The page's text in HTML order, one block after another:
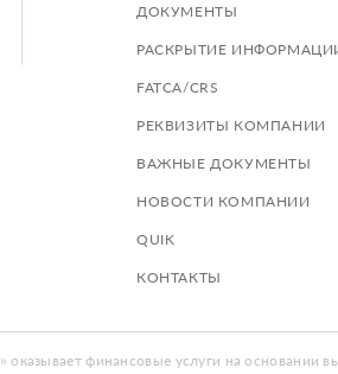
ДОКУМЕНТЫ
РАСКРЫТИЕ
FATCA/CRS
РЕКВИЗИТЫ КОМПАНИИ
ВАЖНЫЕ ДОКУМЕНТЫ
НОВОСТИ КОМПАНИИ
QUIK
КОНТАКТЫ
финансовые услуги на основании